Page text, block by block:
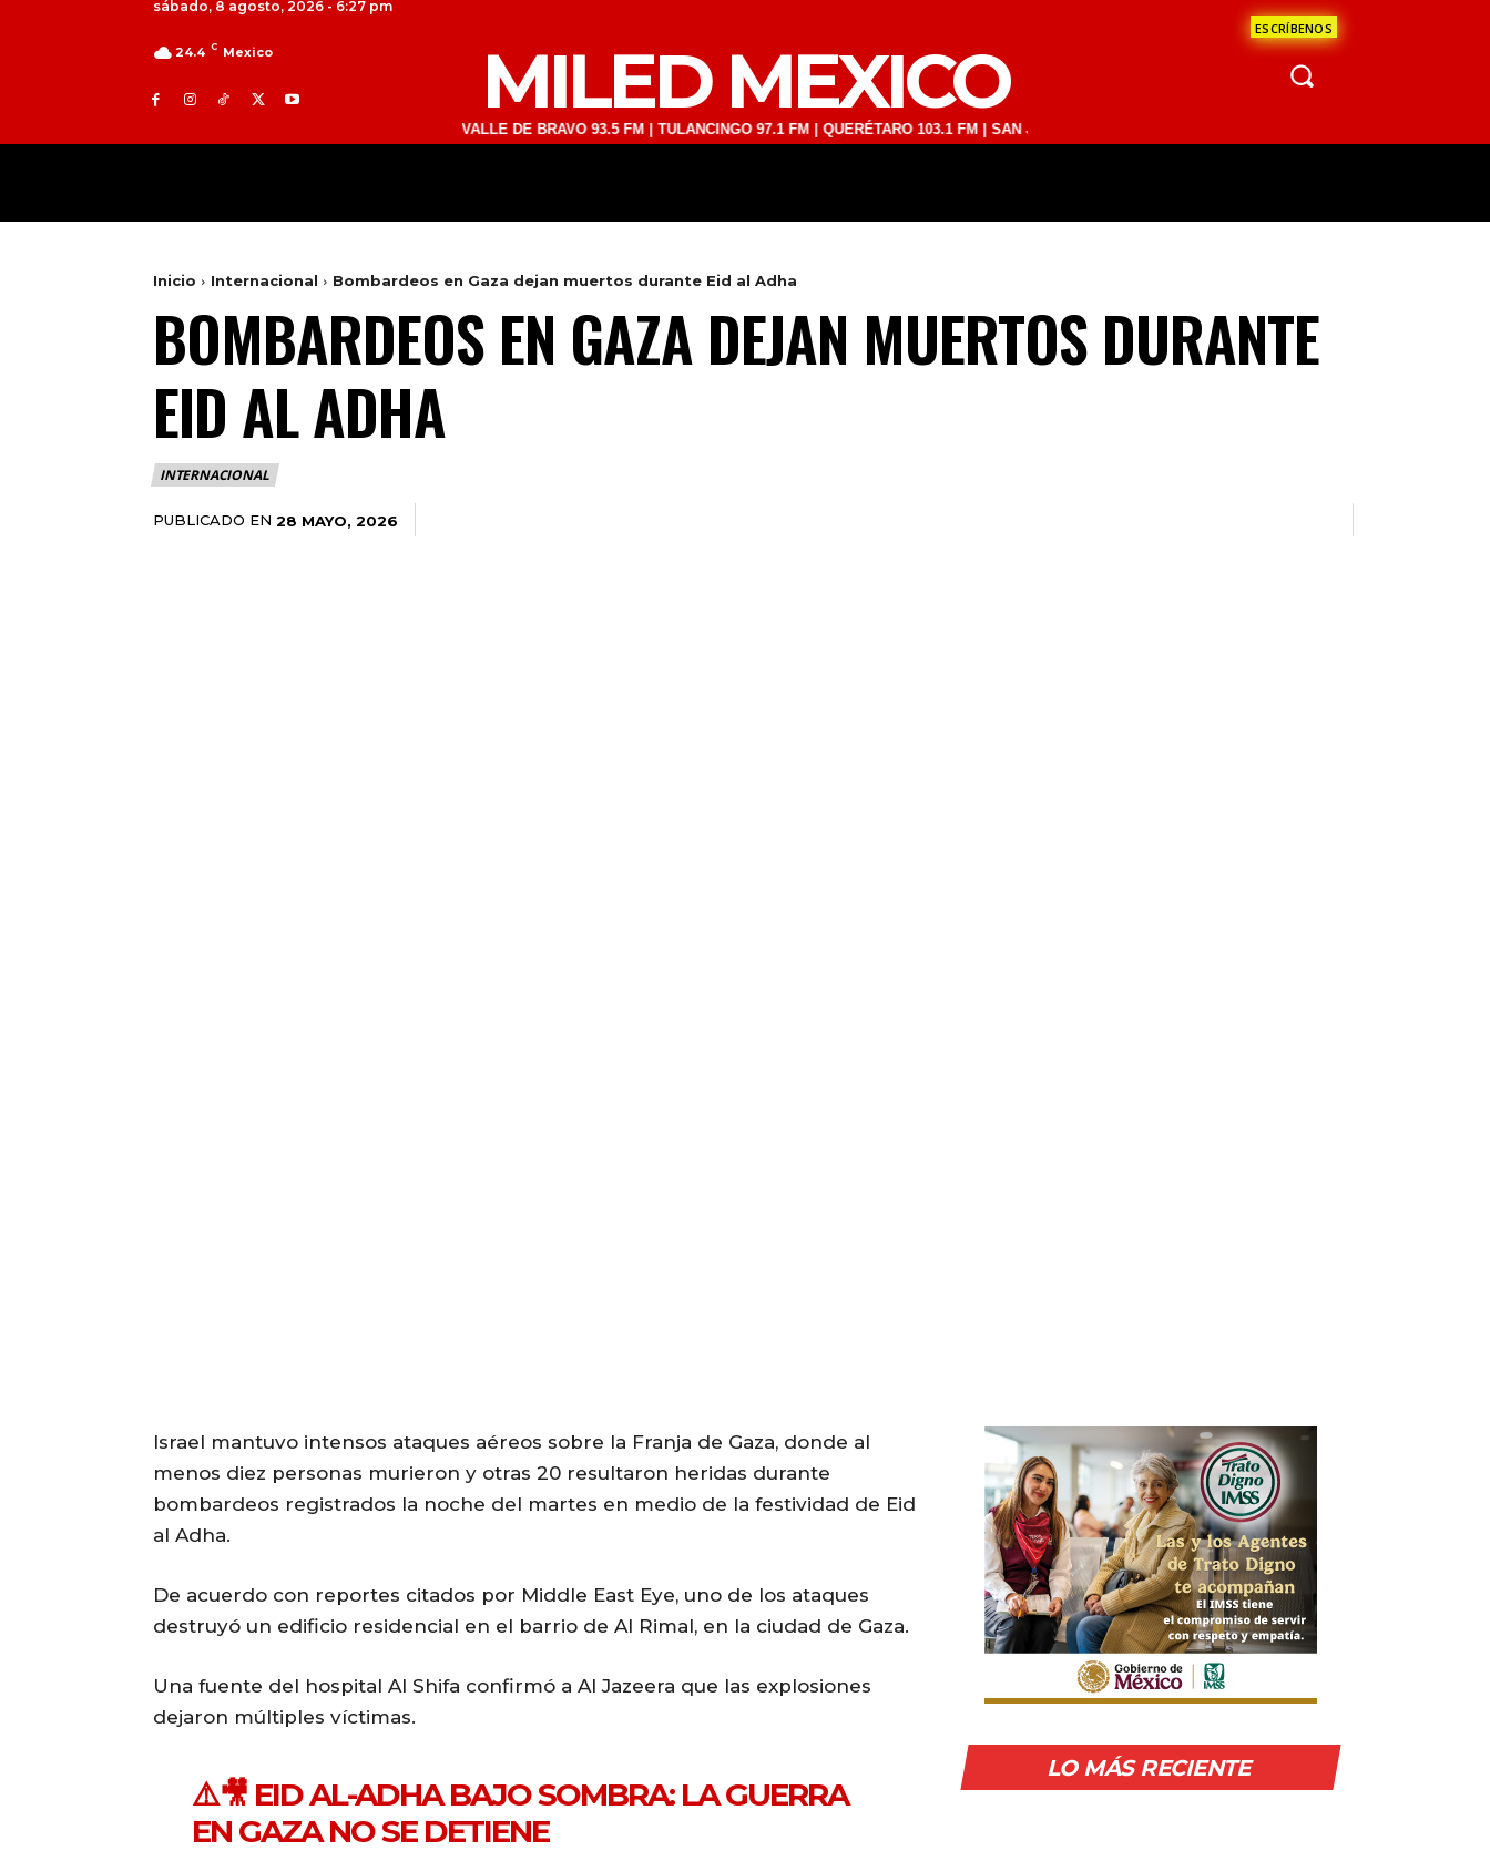
sábado, 8 agosto, 2026 - 6:27 pm
ESCRÍBENOS
24.4 C Mexico MILED MEXICO
TOLUCA 98.9 FM | ATLACOMULCO 104.7 FM | VALLE DE BRAVO 93.5 FM | TULANCINGO 97.1 FM | QUERÉTARO 103.1 FM | SAN JUAN DEL RÍO 93.1 FM | GUADALAJARA 1510 AM | LA PAZ 95.1 FM |
Inicio Internacional Bombardeos en Gaza dejan muertos durante Eid al Adha
BOMBARDEOS EN GAZA DEJAN MUERTOS DURANTE
EID AL ADHA
INTERNACIONAL
PUBLICADO EN 28 MAYO, 2026
Israel mantuvo intensos ataques aéreos sobre la Franja de Gaza, donde al
menos diez personas murieron y otras 20 resultaron heridas durante
bombardeos registrados la noche del martes en medio de la festividad de Eid
al Adha.
De acuerdo con reportes citados por Middle East Eye, uno de los ataques
destruyó un edificio residencial en el barrio de Al Rimal, en la ciudad de Gaza.
Una fuente del hospital Al Shifa confirmó a Al Jazeera que las explosiones
dejaron múltiples víctimas.
⚠️🎥 EID AL-ADHA BAJO SOMBRA: LA GUERRA
EN GAZA NO SE DETIENE
LO MÁS RECIENTE